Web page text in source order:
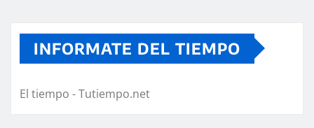
INFORMATE DEL TIEMPO
El tiempo - Tutiempo.net